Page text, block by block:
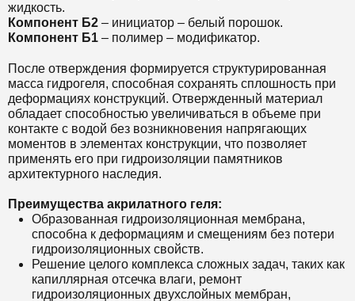
жидкость.
Компонент Б2 – инициатор – белый порошок.
Компонент Б1 – полимер – модификатор.
После отверждения формируется структурированная
масса гидрогеля, способная сохранять сплошность при
деформациях конструкций. Отвержденный материал
обладает способностью увеличиваться в объеме при
контакте с водой без возникновения напрягающих
моментов в элементах конструкции, что позволяет
применять его при гидроизоляции памятников
архитектурного наследия.
Преимущества акрилатного геля:
Образованная гидроизоляционная мембрана,
способна к деформациям и смещениям без потери
гидроизоляционных свойств.
Решение целого комплекса сложных задач, таких как
капиллярная отсечка влаги, ремонт
гидроизоляционных двухслойных мембран,